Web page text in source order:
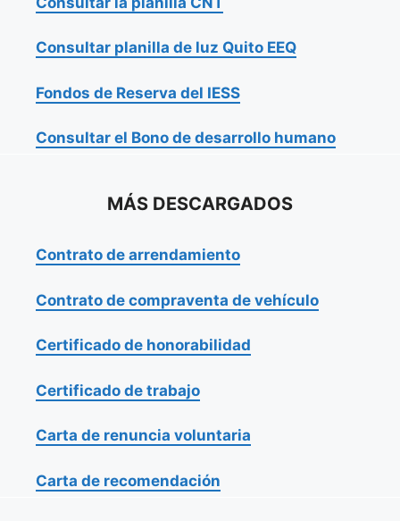
Consultar planilla de luz Quito EEQ
Fondos de Reserva del IESS
Consultar el Bono de desarrollo humano
MÁS DESCARGADOS
Contrato de arrendamiento
Contrato de compraventa de vehículo
Certificado de honorabilidad
Certificado de trabajo
Carta de renuncia voluntaria
Carta de recomendación